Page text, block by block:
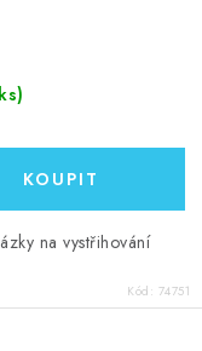
na vystřihování
Kód: 74751